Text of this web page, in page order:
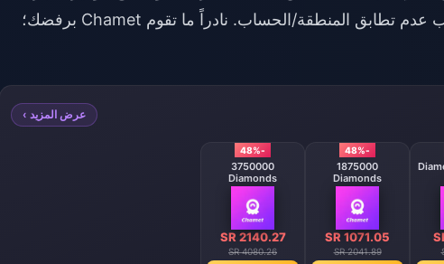
التطبيقات (Google Play أو Apple)، أو بسبب عدم تطابق المنطقة/الحساب. نادراً ما تقوم Chamet برفضك؛
عرض المزيد ›
-48%
1875000
Diamonds
SR 1071.05
SR 2041.89
-48%
3750000
Diamonds
SR 2140.27
SR 4080.26